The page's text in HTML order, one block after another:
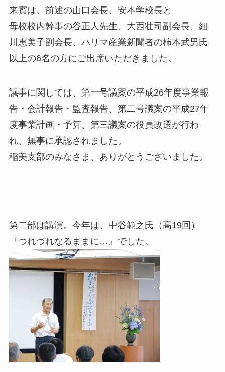
来賓は、前述の山口会長、安本学校長と
母校校内幹事の谷正人先生、大西壮司副会長、細
川恵美子副会長、ハリマ産業新聞者の柿本武男氏
以上の6名の方にご出席いただきました。
議事に関しては、第一号議案の平成26年度事業報
告・会計報告・監査報告、第二号議案の平成27年
度事業計画・予算、第三議案の役員改選が行わ
れ、無事に承認されました。
稲美支部のみなさま、ありがとうございました。
第二部は講演。今年は、中谷範之氏（高19回）
『つれづれなるままに…』でした。